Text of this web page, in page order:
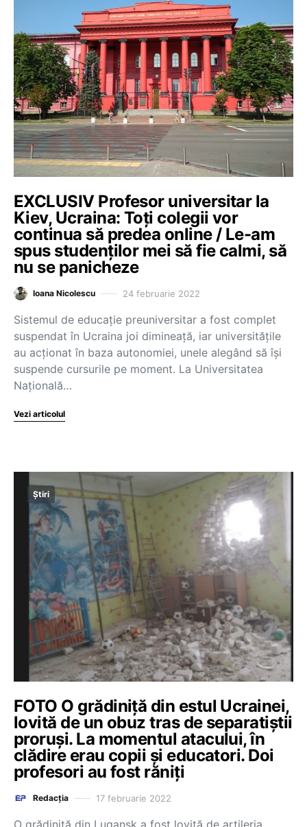
EXCLUSIV Profesor universitar la
Kiev, Ucraina: Toți colegii vor
continua să predea online / Le-am
spus studenților mei să fie calmi, să
nu se panicheze
Ioana Nicolescu 24 februarie 2022
Sistemul de educație preuniversitar a fost complet
suspendat în Ucraina joi dimineață, iar universitățile
au acționat în baza autonomiei, unele alegând să își
suspende cursurile pe moment. La Universitatea
Națională…
Vezi articolul
Știri
FOTO O grădiniță din estul Ucrainei,
lovită de un obuz tras de separatiștii
proruși. La momentul atacului, în
clădire erau copii și educatori. Doi
profesori au fost răniți
Redacția 17 februarie 2022
O grădiniță din Lugansk a fost lovită de artileria